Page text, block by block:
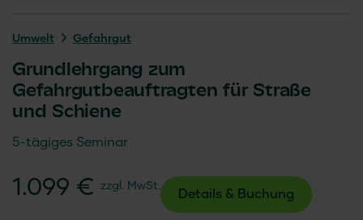
Umwelt Gefahrgut
Grundlehrgang zum
Gefahrgutbeauftragten für Straße
und Schiene
5-tägiges Seminar
1.099 € zzgl. MwSt.
Details & Buchung